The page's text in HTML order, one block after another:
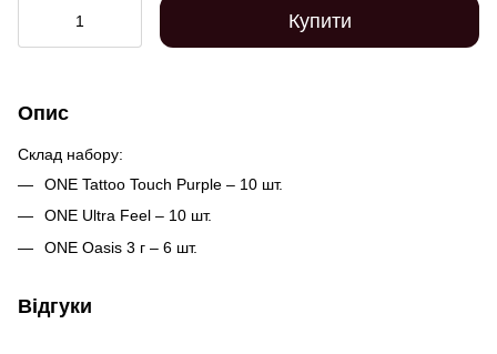
Купити
Опис
Склад набору:
ONE Tattoo Touch Purple – 10 шт.
ONE Ultra Feel – 10 шт.
ONE Oasis 3 г – 6 шт.
Відгуки